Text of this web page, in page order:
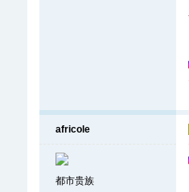
africole
都市贵族